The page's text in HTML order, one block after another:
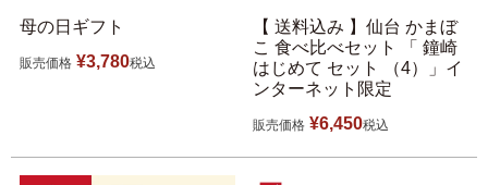
母の日ギフト
販売価格 ¥3,780税込
【 送料込み 】仙台 かまぼ
こ 食べ比べセット 「 鐘崎
はじめて セット （4）」イ
ンターネット限定
販売価格 ¥6,450税込